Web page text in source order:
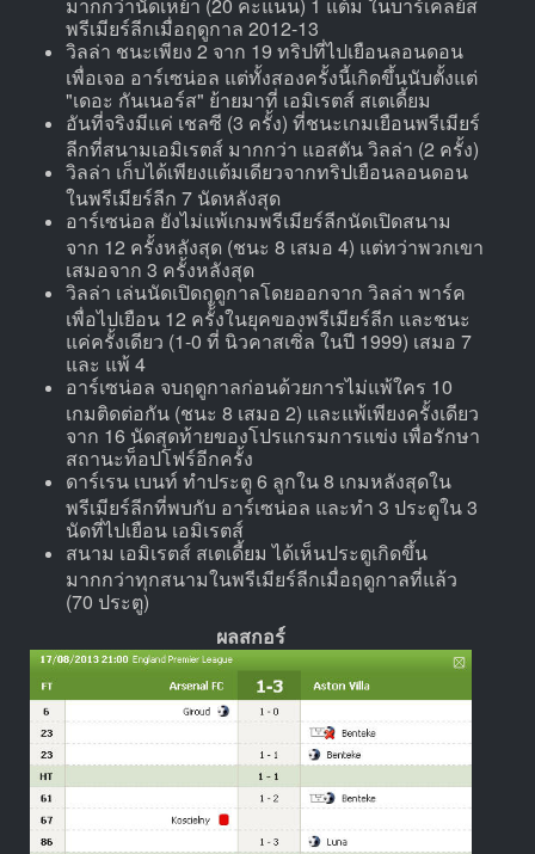
พรีเมียร์ลีกเมื่อฤดูกาล 2012-13
วิลล่า ชนะเพียง 2 จาก 19 ทริปที่ไปเยือนลอนดอน
เพื่อเจอ อาร์เซน่อล แต่ทั้งสองครั้งนี้เกิดขึ้นนับตั้งแต่
"เดอะ กันเนอร์ส" ย้ายมาที่ เอมิเรตส์ สเตเดี้ยม
อันที่จริงมีแค่ เชลซี (3 ครั้ง) ที่ชนะเกมเยือนพรีเมียร์
ลีกที่สนามเอมิเรตส์ มากกว่า แอสตัน วิลล่า (2 ครั้ง)
วิลล่า เก็บได้เพียงแต้มเดียวจากทริปเยือนลอนดอน
ในพรีเมียร์ลีก 7 นัดหลังสุด
อาร์เซน่อล ยังไม่แพ้เกมพรีเมียร์ลีกนัดเปิดสนาม
จาก 12 ครั้งหลังสุด (ชนะ 8 เสมอ 4) แต่ทว่าพวกเขา
เสมอจาก 3 ครั้งหลังสุด
วิลล่า เล่นนัดเปิดฤดูกาลโดยออกจาก วิลล่า พาร์ค
เพื่อไปเยือน 12 ครั้ังในยุคของพรีเมียร์ลีก และชนะ
แค่ครั้งเดียว (1-0 ที่ นิวคาสเซิ่ล ในปี 1999) เสมอ 7
และ แพ้ 4
อาร์เซน่อล จบฤดูกาลก่อนด้วยการไม่แพ้ใคร 10
เกมติดต่อกัน (ชนะ 8 เสมอ 2) และแพ้เพียงครั้งเดียว
จาก 16 นัดสุดท้ายของโปรแกรมการแข่ง เพื่อรักษา
สถานะท็อปโฟร์อีกครั้ง
ดาร์เรน เบนท์ ทำประตู 6 ลูกใน 8 เกมหลังสุดใน
พรีเมียร์ลีกที่พบกับ อาร์เซน่อล และทำ 3 ประตูใน 3
นัดที่ไปเยือน เอมิเรตส์
สนาม เอมิเรตส์ สเตเดี้ยม ได้เห็นประตูเกิดขึ้น
มากกว่าทุกสนามในพรีเมียร์ลีกเมื่อฤดูกาลที่แล้ว
(70 ประตู)
ผลสกอร์